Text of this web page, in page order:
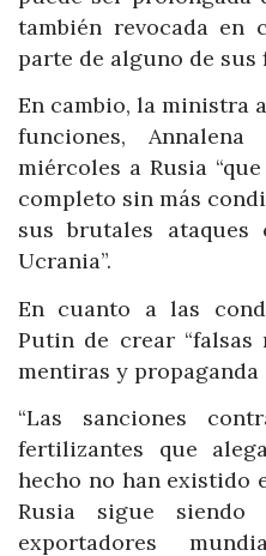
también revocada en
parte de alguno de sus
En cambio, la ministra
funciones,
miércoles a Rusia
completo sin más
sus brutales
Ucrania”.
En cuanto a las
Putin de crear
mentiras y propaganda
“Las sanciones
fertilizantes que
hecho no han existido
Rusia sigue
exportadores